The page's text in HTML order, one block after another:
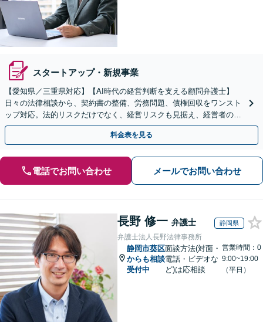
スタートアップ・新規事業
【愛知県／三重県対応】【AI時代の経営判断を支える顧問弁護士】
日々の法律相談から、契約書の整備、労務問題、債権回収をワンスト
ップ対応。法的リスクだけでなく、経営リスクも見据え、経営者の迅
速かつ適切な経営判断を法務面からサポートします。
料金表を見る
電話でお問い合わせ メールでお問い合わせ
長野 修一 弁護士 静岡県
弁護士法人長野法律事務所
静岡市葵区
からも相談
受付中
面談方法(対面・
電話・ビデオな
ど)は応相談
営業時間：0
9:00~19:00
（平日）